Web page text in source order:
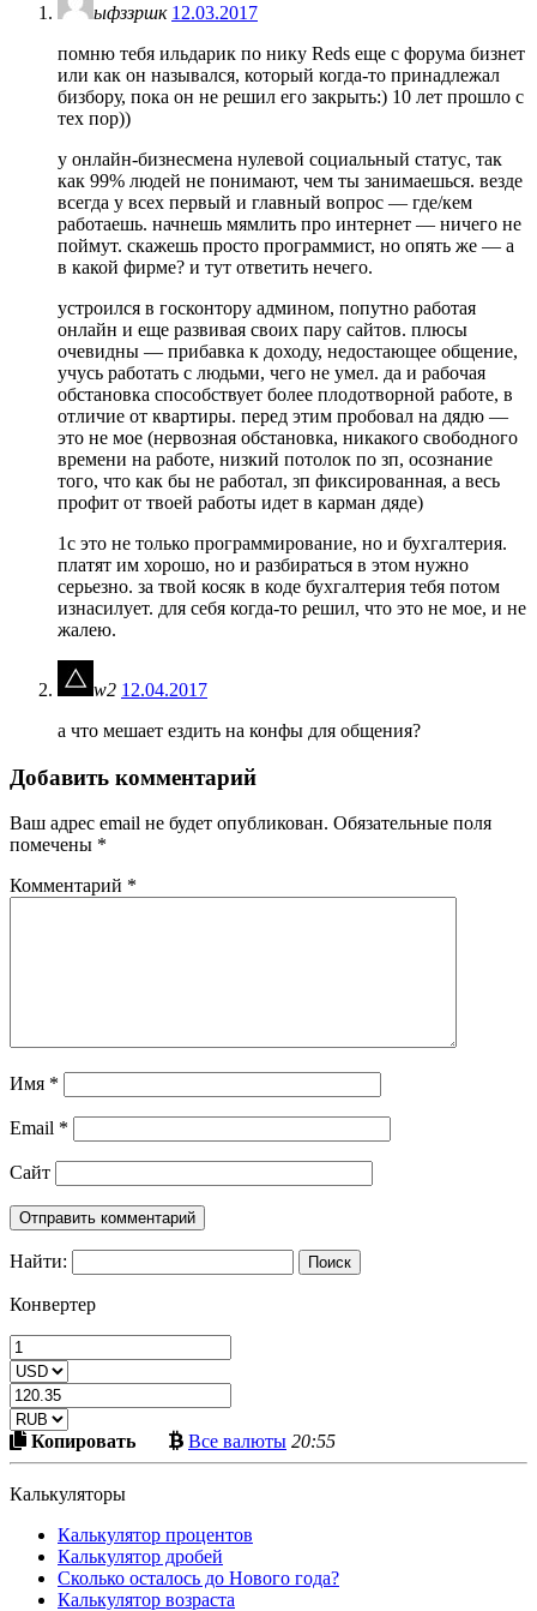
ыфззршк 12.03.2017
помню тебя ильдарик по нику Reds еще с форума бизнет
или как он назывался, который когда-то принадлежал
бизбору, пока он не решил его закрыть:) 10 лет прошло с
тех пор))
у онлайн-бизнесмена нулевой социальный статус, так
как 99% людей не понимают, чем ты занимаешься. везде
всегда у всех первый и главный вопрос — где/кем
работаешь. начнешь мямлить про интернет — ничего не
поймут. скажешь просто программист, но опять же — а
в какой фирме? и тут ответить нечего.
устроился в госконтору админом, попутно работая
онлайн и еще развивая своих пару сайтов. плюсы
очевидны — прибавка к доходу, недостающее общение,
учусь работать с людьми, чего не умел. да и рабочая
обстановка способствует более плодотворной работе, в
отличие от квартиры. перед этим пробовал на дядю —
это не мое (нервозная обстановка, никакого свободного
времени на работе, низкий потолок по зп, осознание
того, что как бы не работал, зп фиксированная, а весь
профит от твоей работы идет в карман дяде)
1с это не только программирование, но и бухгалтерия.
платят им хорошо, но и разбираться в этом нужно
серьезно. за твой косяк в коде бухгалтерия тебя потом
изнасилует. для себя когда-то решил, что это не мое, и не
жалею.
w2 12.04.2017
а что мешает ездить на конфы для общения?
Добавить комментарий
Ваш адрес email не будет опубликован. Обязательные поля
помечены *
Комментарий *
Имя *
Email *
Сайт
Найти:
Конвертер
КопироватьСкопировать
в
Все валютыБольше
криптовалют
20:55
Калькуляторы
Калькулятор процентов
Калькулятор дробей
Сколько осталось до Нового года?
Калькулятор возраста